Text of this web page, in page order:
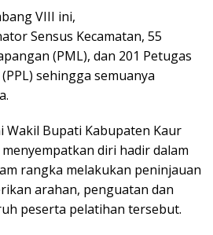
VIII ini,
Sensus Kecamatan, 55
(PML), dan 201 Petugas
sehingga semuanya
Wakil Bupati Kabupaten Kaur
diri hadir dalam
rangka melakukan peninjauan
arahan, penguatan dan
peserta pelatihan tersebut.